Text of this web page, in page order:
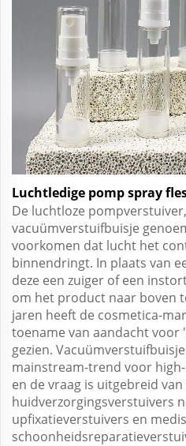
Luchtledige pomp spray
De luchtloze
vacuümverstuifbuisje
voorkomen dat lucht het
binnendringt. In plaats van
deze een zuiger of een
om het product naar boven
jaren heeft de cosmetica-
toename van aandacht voor
gezien.
mainstream-trend voor
en de vraag is uitgebreid van
huidverzorgingsverstuivers
upfixatieverstuivers en